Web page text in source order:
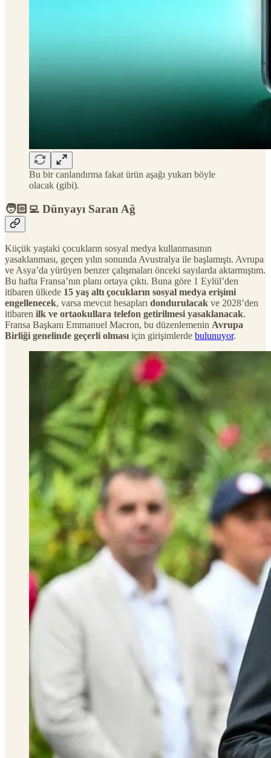
Bu bir canlandırma fakat ürün aşağı yukarı böyle
olacak (gibi).
🧑🏻‍💻 Dünyayı Saran Ağ
Küçük yaştaki çocukların sosyal medya kullanmasının
yasaklanması, geçen yılın sonunda Avustralya ile başlamıştı. Avrupa
ve Asya’da yürüyen benzer çalışmaları önceki sayılarda aktarmıştım.
Bu hafta Fransa’nın planı ortaya çıktı. Buna göre 1 Eylül’den
itibaren ülkede 15 yaş altı çocukların sosyal medya erişimi
engellenecek, varsa mevcut hesapları dondurulacak ve 2028’den
itibaren ilk ve ortaokullara telefon getirilmesi yasaklanacak.
Fransa Başkanı Emmanuel Macron, bu düzenlemenin Avrupa
Birliği genelinde geçerli olması için girişimlerde bulunuyor.